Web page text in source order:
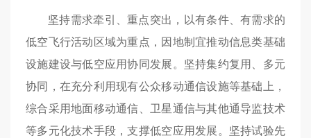
坚持需求牵引、重点突出，以有条件、有需求的
低空飞行活动区域为重点，因地制宜推动信息类基础
设施建设与低空应用协同发展。坚持集约复用、多元
协同，在充分利用现有公众移动通信设施等基础上，
综合采用地面移动通信、卫星通信与其他通导监技术
等多元化技术手段，支撑低空应用发展。坚持试验先